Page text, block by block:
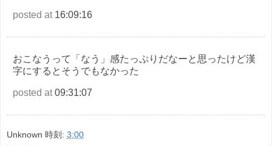
posted at16:09:16
おこなうって「なう」感たっぷりだなーと思ったけど漢
字にするとそうでもなかった
posted at09:31:07
Unknown 時刻: 3:00